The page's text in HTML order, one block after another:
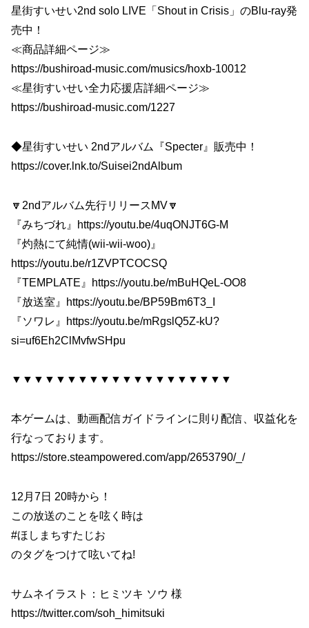
星街すいせい2nd solo LIVE「Shout in Crisis」のBlu-ray発
売中！
≪商品詳細ページ≫
https://bushiroad-music.com/musics/hoxb-10012
≪星街すいせい全力応援店詳細ページ≫
https://bushiroad-music.com/1227
◆星街すいせい 2ndアルバム『Specter』販売中！
https://cover.lnk.to/Suisei2ndAlbum
🔽2ndアルバム先行リリースMV🔽
『みちづれ』https://youtu.be/4uqONJT6G-M
『灼熱にて純情(wii-wii-woo)』
https://youtu.be/r1ZVPTCOCSQ
『TEMPLATE』https://youtu.be/mBuHQeL-OO8
『放送室』https://youtu.be/BP59Bm6T3_I
『ソワレ』https://youtu.be/mRgslQ5Z-kU?
si=uf6Eh2ClMvfwSHpu
▼▼▼▼▼▼▼▼▼▼▼▼▼▼▼▼▼▼▼▼
本ゲームは、動画配信ガイドラインに則り配信、収益化を
行なっております。
https://store.steampowered.com/app/2653790/_/
12月7日 20時から！
この放送のことを呟く時は
#ほしまちすたじお
のタグをつけて呟いてね!
サムネイラスト：ヒミツキ ソウ 様
https://twitter.com/soh_himitsuki